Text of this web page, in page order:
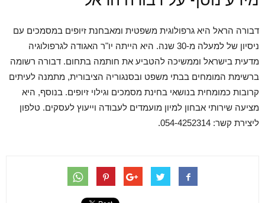
דבורה הראל היא גרפולוגית משפטית ומאבחנת זיופים במסמכים עם
ניסיון של למעלה מ-30 שנה. היא הייתה יו"ר האגודה לגרפולוגיה
מדעית בישראל וממשיכה להטביע את חותמה בתחום. דבורה רשומה
ברשימת המומחים בבתי משפט ובסנגוריה הציבורית, מתמנה לעיתים
קרובות כמומחית בנושאי בחינת מסמכים וגילוי זיופים. בנוסף, היא
מציעה שירותי אבחון למיון מועמדים לעבודה וייעוץ לעסקים. טלפון
ליצירת קשר: 054-4252314.